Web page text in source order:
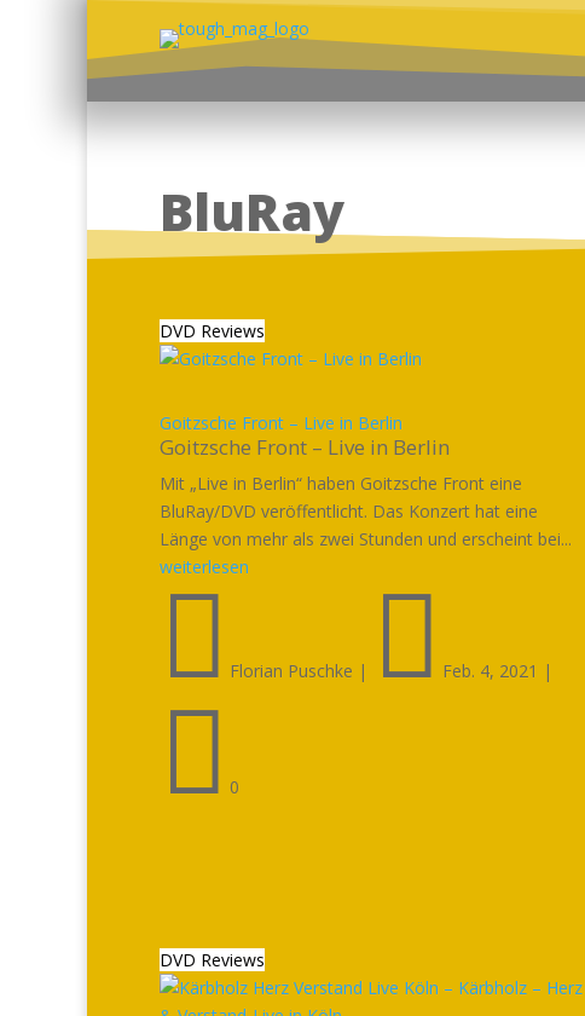
BluRay
DVD Reviews
Goitzsche Front – Live in Berlin
Goitzsche Front – Live in Berlin
Mit „Live in Berlin“ haben Goitzsche Front eine
BluRay/DVD veröffentlicht. Das Konzert hat eine
Länge von mehr als zwei Stunden und erscheint bei...
weiterlesen
 Florian Puschke |  Feb. 4, 2021 |
 0
DVD Reviews